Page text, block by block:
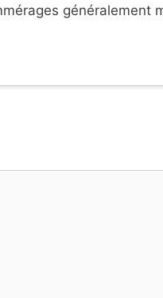
généralement